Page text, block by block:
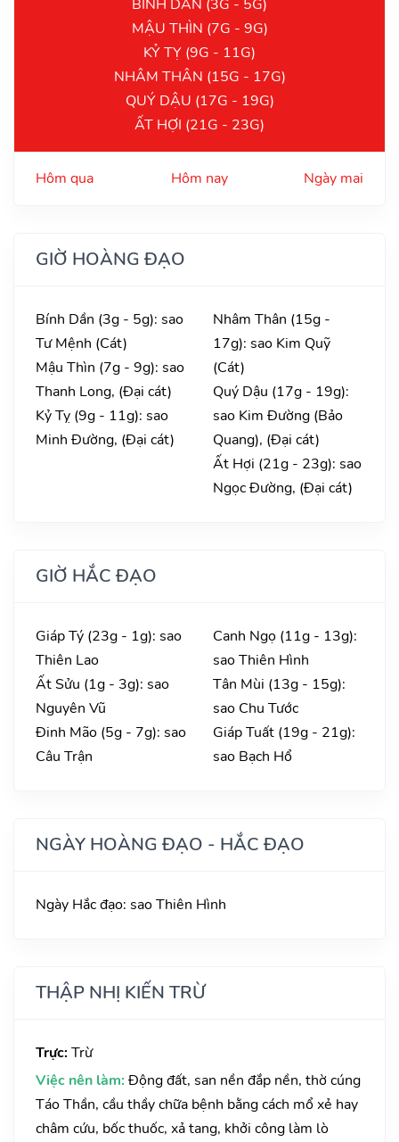
BÍNH DẦN (3G - 5G)
MẬU THÌN (7G - 9G)
KỶ TỴ (9G - 11G)
NHÂM THÂN (15G - 17G)
QUÝ DẬU (17G - 19G)
ẤT HỢI (21G - 23G)
Hôm qua Hôm nay Ngày mai
GIỜ HOÀNG ĐẠO
Bính Dần (3g - 5g): sao
Tư Mệnh (Cát)
Mậu Thìn (7g - 9g): sao
Thanh Long, (Đại cát)
Kỷ Tỵ (9g - 11g): sao
Minh Đường, (Đại cát)
Nhâm Thân (15g -
17g): sao Kim Quỹ
(Cát)
Quý Dậu (17g - 19g):
sao Kim Đường (Bảo
Quang), (Đại cát)
Ất Hợi (21g - 23g): sao
Ngọc Đường, (Đại cát)
GIỜ HẮC ĐẠO
Giáp Tý (23g - 1g): sao
Thiên Lao
Ất Sửu (1g - 3g): sao
Nguyên Vũ
Đinh Mão (5g - 7g): sao
Câu Trận
Canh Ngọ (11g - 13g):
sao Thiên Hình
Tân Mùi (13g - 15g):
sao Chu Tước
Giáp Tuất (19g - 21g):
sao Bạch Hổ
NGÀY HOÀNG ĐẠO - HẮC ĐẠO
Ngày Hắc đạo: sao Thiên Hình
THẬP NHỊ KIẾN TRỪ
Trực: Trừ
Việc nên làm: Động đất, san nền đắp nền, thờ cúng
Táo Thần, cầu thầy chữa bệnh bằng cách mổ xẻ hay
châm cứu, bốc thuốc, xả tang, khởi công làm lò